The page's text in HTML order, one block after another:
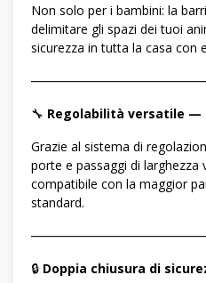
Non solo per i bambini: la
delimitare gli spazi dei tuoi
sicurezza in tutta la casa con
🔧 Regolabilità versatile —
Grazie al sistema di
porte e passaggi di
compatibile con la maggior
standard.
🔒 Doppia chiusura di